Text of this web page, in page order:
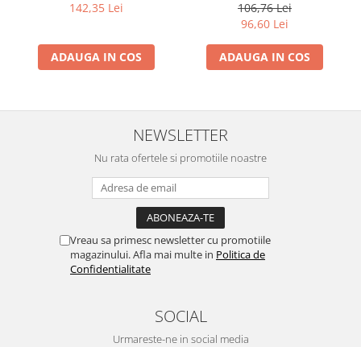
Analog Negru
142,35 Lei
ADAUGA IN COS
106,76 Lei
96,60 Lei
ADAUGA IN COS
NEWSLETTER
Nu rata ofertele si promotiile noastre
Vreau sa primesc newsletter cu promotiile
magazinului. Afla mai multe in Politica de
Confidentialitate
SOCIAL
Urmareste-ne in social media